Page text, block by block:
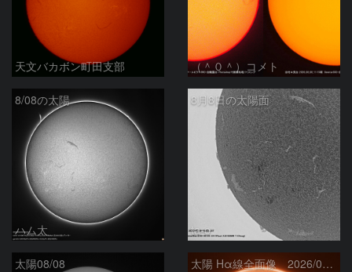
天文バカボン町田支部 （＾０＾）コメト
8/08の太陽
ハム太
8月8日の太陽面
ta-o
太陽08/08 太陽 Hα線全面像 2026/08/08